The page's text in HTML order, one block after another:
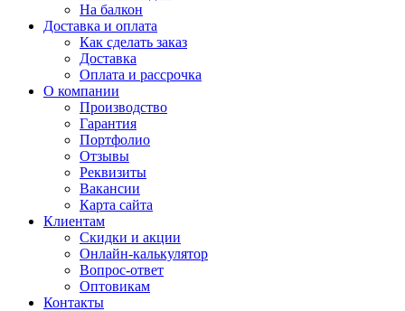
На балкон
Доставка и оплата
Как сделать заказ
Доставка
Оплата и рассрочка
О компании
Производство
Гарантия
Портфолио
Отзывы
Реквизиты
Вакансии
Карта сайта
Клиентам
Скидки и акции
Онлайн-калькулятор
Вопрос-ответ
Оптовикам
Контакты